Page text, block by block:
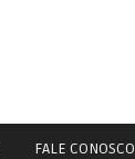
FALE CONOSCO